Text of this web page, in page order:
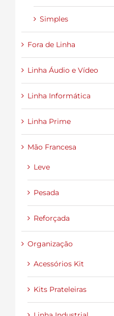
Simples
Fora de Linha
Linha Áudio e Vídeo
Linha Informática
Linha Prime
Mão Francesa
Leve
Pesada
Reforçada
Organização
Acessórios Kit
Kits Prateleiras